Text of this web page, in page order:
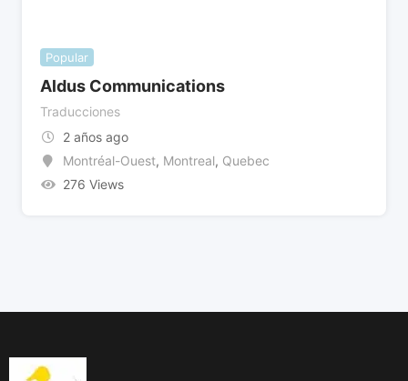
Popular
Aldus Communications
Traducciones
2 años ago
Montréal-Ouest, Montreal, Quebec
276 Views